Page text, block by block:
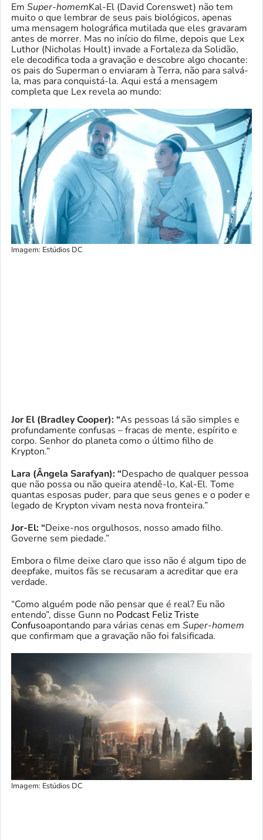
Em Super-homemKal-El (David Corenswet) não tem
muito o que lembrar de seus pais biológicos, apenas
uma mensagem holográfica mutilada que eles gravaram
antes de morrer. Mas no início do filme, depois que Lex
Luthor (Nicholas Hoult) invade a Fortaleza da Solidão,
ele decodifica toda a gravação e descobre algo chocante:
os pais do Superman o enviaram à Terra, não para salvá-
la, mas para conquistá-la. Aqui está a mensagem
completa que Lex revela ao mundo:
Imagem: Estúdios DC
Jor El (Bradley Cooper): “As pessoas lá são simples e
profundamente confusas – fracas de mente, espírito e
corpo. Senhor do planeta como o último filho de
Krypton.”
Lara (Ângela Sarafyan): “Despacho de qualquer pessoa
que não possa ou não queira atendê-lo, Kal-El. Tome
quantas esposas puder, para que seus genes e o poder e
legado de Krypton vivam nesta nova fronteira.”
Jor-El: “Deixe-nos orgulhosos, nosso amado filho.
Governe sem piedade.”
Embora o filme deixe claro que isso não é algum tipo de
deepfake, muitos fãs se recusaram a acreditar que era
verdade.
“Como alguém pode não pensar que é real? Eu não
entendo”, disse Gunn no Podcast Feliz Triste
Confusoapontando para várias cenas em Super-homem
que confirmam que a gravação não foi falsificada.
Imagem: Estúdios DC